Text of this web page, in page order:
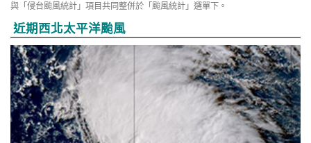
與「侵台颱風統計」項目共同整併於「颱風統計」選單下。
近期西北太平洋颱風